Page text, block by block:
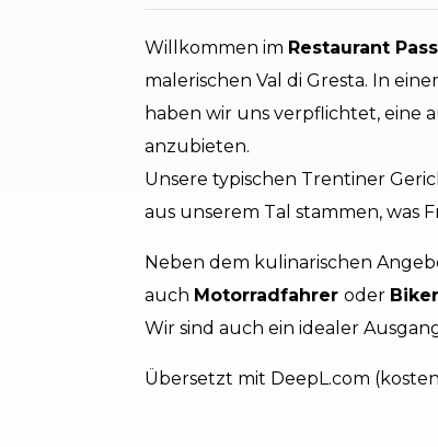
Willkommen im Restaurant
malerischen Val di Gresta. In
haben wir uns verpflichtet, eine
anzubieten.
Unsere typischen Trentiner
aus unserem Tal stammen, was
Neben dem kulinarischen
auch Motorradfahrer oder Biker
Wir sind auch ein idealer
Übersetzt mit DeepL.com